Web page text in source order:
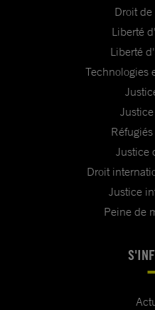
Droit
Liberté
Liberté
Technologies
Justice
Droit
Justice
Peine de